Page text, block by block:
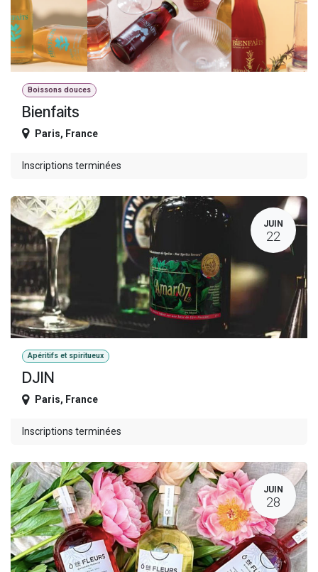
Boissons douces
Bienfaits
Paris, France
Inscriptions terminées
JUIN
22
Apéritifs et spiritueux
DJIN
Paris, France
Inscriptions terminées
JUIN
28